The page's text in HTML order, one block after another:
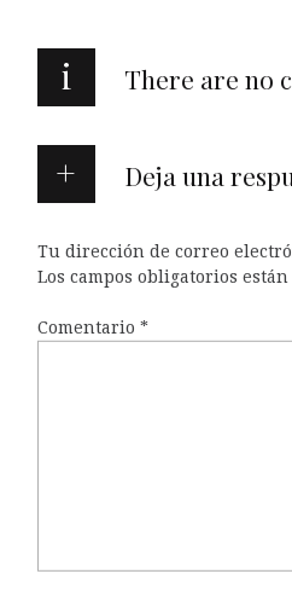
i There are no
Deja una
Tu dirección de correo
Los campos obligatorios
Comentario *